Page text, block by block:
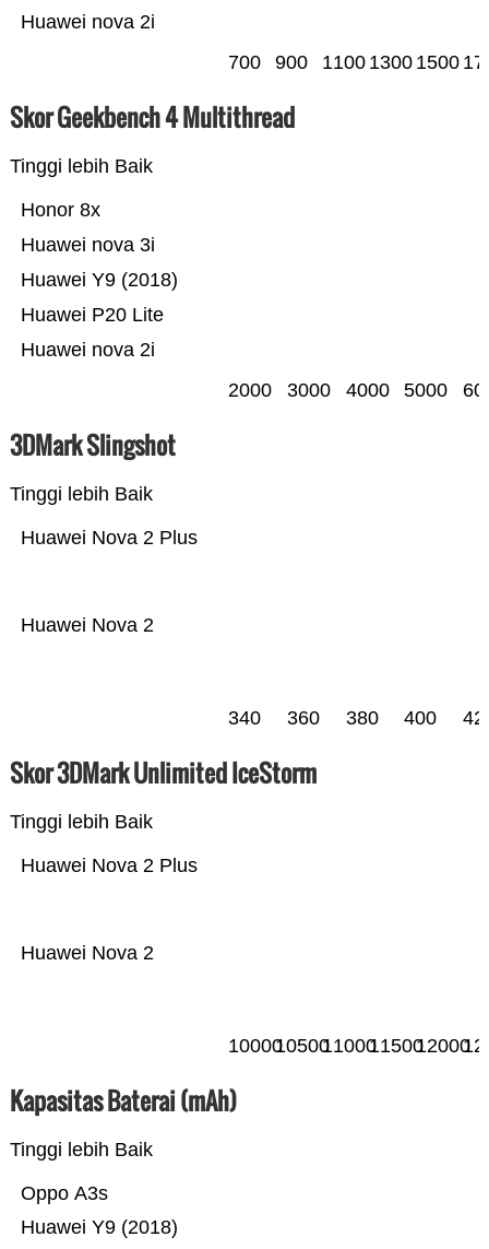
Huawei nova 2i
700 900 1100 1300 1500
Skor Geekbench 4 Multithread
Tinggi lebih Baik
Huawei nova 2i
Huawei P20 Lite
Huawei Y9 (2018)
Huawei nova 3i
Honor 8x
2000 3000 4000 5000
3DMark Slingshot
Tinggi lebih Baik
Huawei Nova 2
Huawei Nova 2 Plus
340 360 380 400
Skor 3DMark Unlimited IceStorm
Tinggi lebih Baik
Huawei Nova 2
Huawei Nova 2 Plus
1000010500110001150012000
Kapasitas Baterai (mAh)
Tinggi lebih Baik
Huawei Y9 (2018)
Oppo A3s